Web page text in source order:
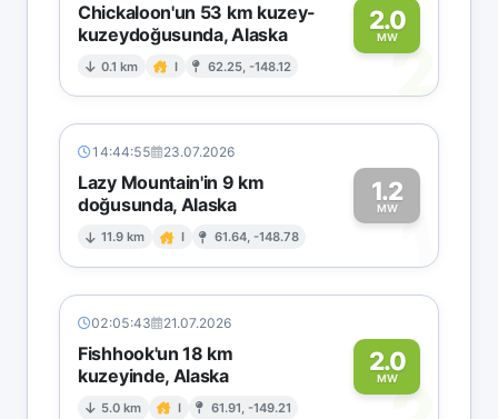
Chickaloon'un 53 km kuzey-
kuzeydoğusunda, Alaska
0.1 km I 62.25, -148.12
2.0
MW2
14:44:55 23.07.2026
Lazy Mountain'in 9 km
doğusunda, Alaska
11.9 km I 61.64, -148.78
1.2
MW1
02:05:43 21.07.2026
Fishhook'un 18 km
kuzeyinde, Alaska
5.0 km I 61.91, -149.21
2.0
MW